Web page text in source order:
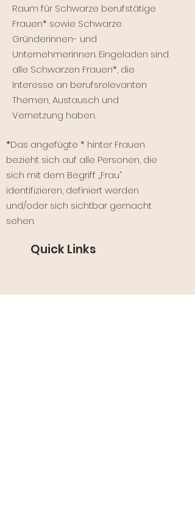
Raum für Schwarze berufstätige
Frauen* sowie Schwarze
Gründerinnen- und
Unternehmerinnen. Eingeladen sind
alle Schwarzen Frauen*, die
Interesse an berufsrelevanten
Themen, Austausch und
Vernetzung haben.
*Das angefügte * hinter Frauen
bezieht sich auf alle Personen, die
sich mit dem Begriff „Frau“
identifizieren, definiert werden
und/oder sich sichtbar gemacht
sehen.
Quick Links